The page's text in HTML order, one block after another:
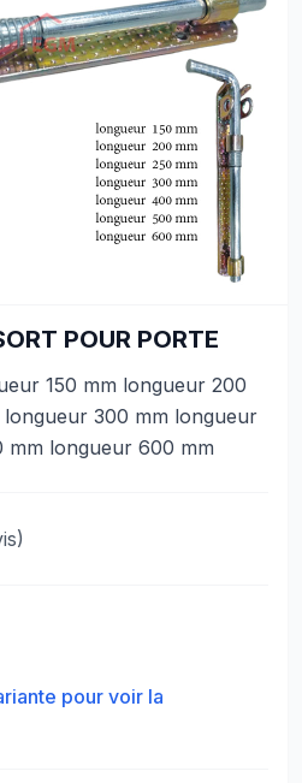
POUR PORTE
150 mm longueur 200
300 mm longueur
longueur 600 mm
pour voir la